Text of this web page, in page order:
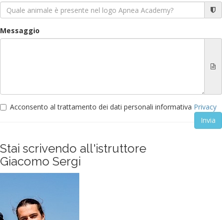
Messaggio
Acconsento al trattamento dei dati personali informativa Privacy
Stai scrivendo all'istruttore
Giacomo Sergi